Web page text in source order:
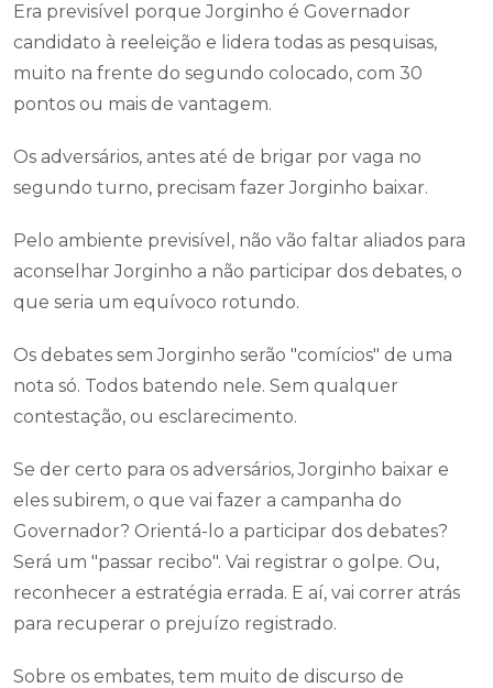
Era previsível porque Jorginho é Governador
candidato à reeleição e lidera todas as pesquisas,
muito na frente do segundo colocado, com 30
pontos ou mais de vantagem.
Os adversários, antes até de brigar por vaga no
segundo turno, precisam fazer Jorginho baixar.
Pelo ambiente previsível, não vão faltar aliados para
aconselhar Jorginho a não participar dos debates, o
que seria um equívoco rotundo.
Os debates sem Jorginho serão "comícios" de uma
nota só. Todos batendo nele. Sem qualquer
contestação, ou esclarecimento.
Se der certo para os adversários, Jorginho baixar e
eles subirem, o que vai fazer a campanha do
Governador? Orientá-lo a participar dos debates?
Será um "passar recibo". Vai registrar o golpe. Ou,
reconhecer a estratégia errada. E aí, vai correr atrás
para recuperar o prejuízo registrado.
Sobre os embates, tem muito de discurso de